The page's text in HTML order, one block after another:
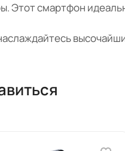
Этот смартфон